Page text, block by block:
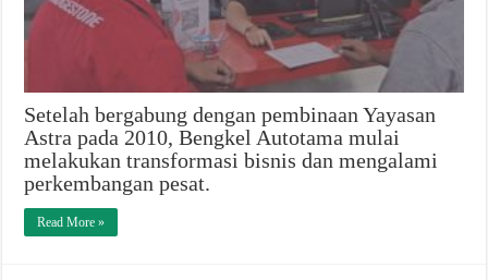
Setelah bergabung dengan pembinaan Yayasan
Astra pada 2010, Bengkel Autotama mulai
melakukan transformasi bisnis dan mengalami
perkembangan pesat.
Read More »